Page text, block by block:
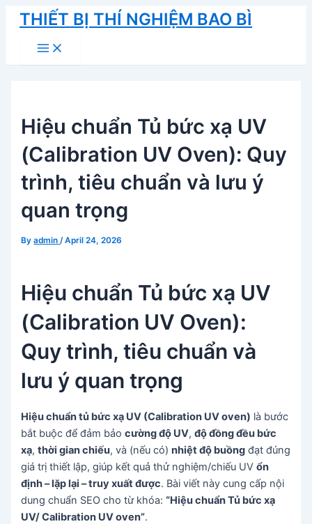
Skip
content
THIẾT BỊ THÍ NGHIỆM BAO BÌ
Main
Menu
Hiệu chuẩn Tủ bức xạ UV
(Calibration UV Oven): Quy
trình, tiêu chuẩn và lưu ý
quan trọng
Byadmin/April 24, 2026
Hiệu chuẩn Tủ bức xạ UV
(Calibration UV Oven):
Quy trình, tiêu chuẩn và
lưu ý quan trọng
Hiệu chuẩn tủ bức xạ UV (Calibration UV oven) là bước
bắt buộc để đảm bảocường độ UV,độ đồng đều bức
xạ,thời gian chiếu, và (nếu có)nhiệt độ buồng đạt đúng
giá trị thiết lập, giúp kết quả thử nghiệm/chiếu UVổn
định – lặp lại – truy xuất được. Bài viết này cung cấp nội
dung chuẩn SEO cho từ khóa:“Hiệu chuẩn Tủ bức xạ
UV/ Calibration UV oven”.